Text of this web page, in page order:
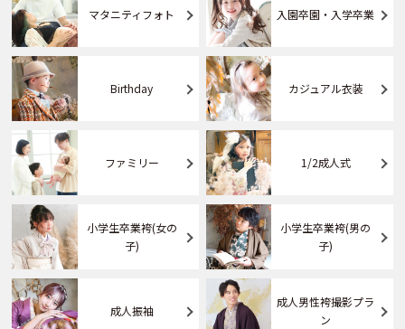
マタニティフォト 入園卒園・入学卒業
Birthday カジュアル衣装
ファミリー 1/2成人式
小学生卒業袴(女の
子)
小学生卒業袴(男の
子)
成人振袖
成人男性袴撮影プラ
ン